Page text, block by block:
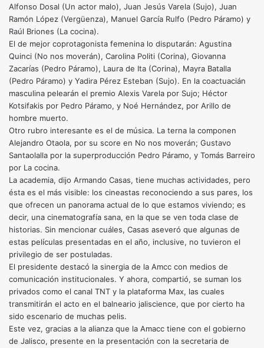
Alfonso Dosal (Un actor malo), Juan Jesús Varela (Sujo), Juan
Ramón López (Vergüenza), Manuel García Rulfo (Pedro Páramo) y
Raúl Briones (La cocina).
El de mejor coprotagonista femenina lo disputarán: Agustina
Quinci (No nos moverán), Carolina Politi (Corina), Giovanna
Zacarías (Pedro Páramo), Laura de Ita (Corina), Mayra Batalla
(Pedro Páramo) y Yadira Pérez Esteban (Sujo). En la coactuacián
masculina pelearán el premio Alexis Varela por Sujo; Héctor
Kotsifakis por Pedro Páramo, y Noé Hernández, por Arillo de
hombre muerto.
Otro rubro interesante es el de música. La terna la componen
Alejandro Otaola, por su score en No nos moverán; Gustavo
Santaolalla por la superproducción Pedro Páramo, y Tomás Barreiro
por La cocina.
La academia, dijo Armando Casas, tiene muchas actividades, pero
ésta es el más visible: los cineastas reconociendo a sus pares, los
que ofrecen un panorama actual de lo que estamos viviendo; es
decir, una cinematografía sana, en la que se ven toda clase de
historias. Sin mencionar cuáles, Casas aseveró que algunas de
estas películas presentadas en el año, inclusive, no tuvieron el
privilegio de ser postuladas.
El presidente destacó la sinergia de la Amcc con medios de
comunicación institucionales. Y ahora, compartió, se suman los
privados como el canal TNT y la plataforma Max, las cuales
transmitirán el acto en el balneario jaliscience, que por cierto ha
sido escenario de muchas pelis.
Este vez, gracias a la alianza que la Amacc tiene con el gobierno
de Jalisco, presente en la presentación con la secretaria de